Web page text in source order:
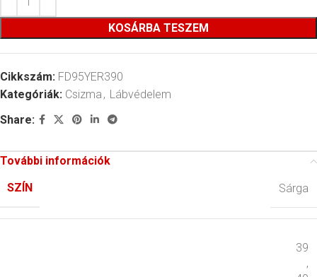
KOSÁRBA TESZEM
Cikkszám: FD95YER390
Kategóriák: Csizma , Lábvédelem
Share:
További információk
SZÍN
Sárga
39
,